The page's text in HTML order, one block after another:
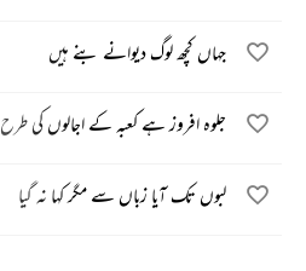
جہاں کچھ لوگ دیوانے بنے ہیں
جلوہ افروز ہے کعبہ کے اجالوں کی طرح
لبوں تک آیا زباں سے مگر کہا نہ گیا